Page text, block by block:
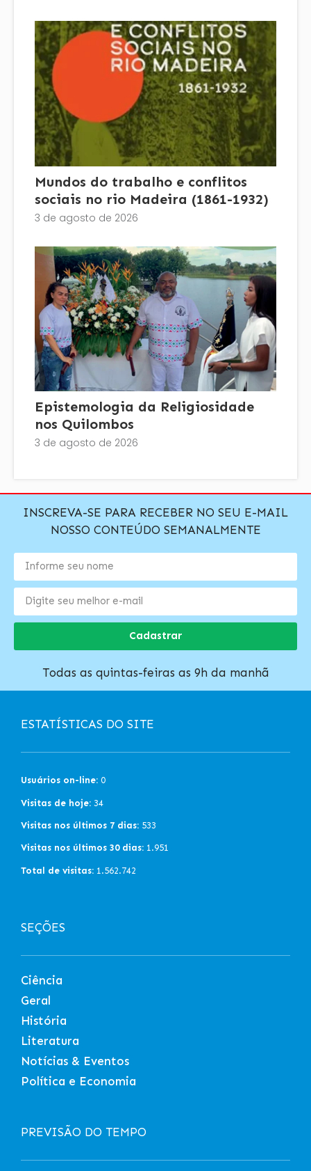
Mundos do trabalho e conflitos
sociais no rio Madeira (1861-1932)
3 de agosto de 2026
Epistemologia da Religiosidade
nos Quilombos
3 de agosto de 2026
INSCREVA-SE PARA RECEBER NO SEU E-MAIL
NOSSO CONTEÚDO SEMANALMENTE
Cadastrar
Todas as quintas-feiras as 9h da manhã
ESTATÍSTICAS DO SITE
Usuários on-line: 0
Visitas de hoje: 34
Visitas nos últimos 7 dias: 533
Visitas nos últimos 30 dias: 1.951
Total de visitas: 1.562.742
SEÇÕES
Ciência
Geral
História
Literatura
Notícias & Eventos
Política e Economia
PREVISÃO DO TEMPO